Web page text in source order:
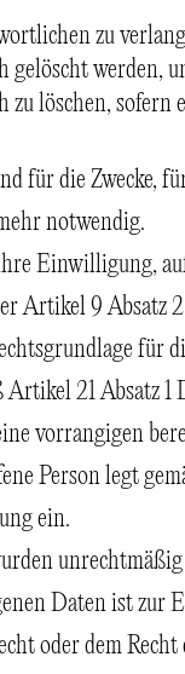
zu
gelöscht werden,
zu löschen,
für die Zwecke,
notwendig.
Einwilligung,
Artikel 9 Absatz
für
Artikel 21 Absatz
vorrangigen
Person legt
ein.
Daten ist
oder dem